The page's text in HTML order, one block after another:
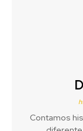
Contamos